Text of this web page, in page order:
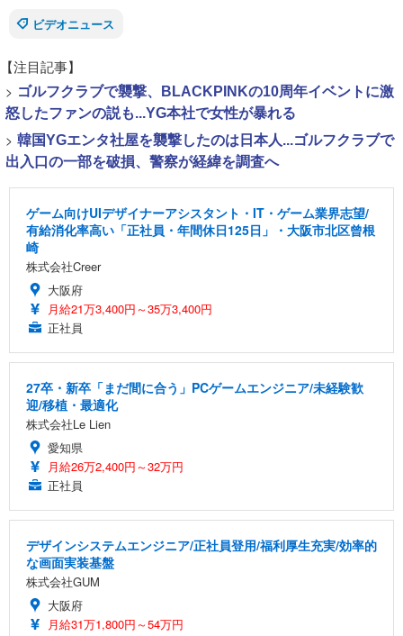
ビデオニュース
【注目記事】
> ゴルフクラブで襲撃、BLACKPINKの10周年イベントに激
怒したファンの説も...YG本社で女性が暴れる
> 韓国YGエンタ社屋を襲撃したのは日本人...ゴルフクラブで
出入口の一部を破損、警察が経緯を調査へ
ゲーム向けUIデザイナーアシスタント・IT・ゲーム業界志望/
有給消化率高い「正社員・年間休日125日」・大阪市北区曾根
崎
株式会社Creer
大阪府
月給21万3,400円～35万3,400円
正社員
27卒・新卒「まだ間に合う」PCゲームエンジニア/未経験歓
迎/移植・最適化
株式会社Le Lien
愛知県
月給26万2,400円～32万円
正社員
デザインシステムエンジニア/正社員登用/福利厚生充実/効率的
な画面実装基盤
株式会社GUM
大阪府
月給31万1,800円～54万円